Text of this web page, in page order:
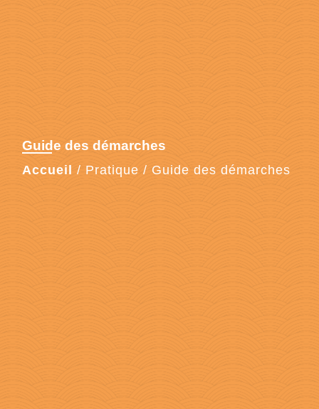
Guide des démarches
Accueil / Pratique / Guide des démarches